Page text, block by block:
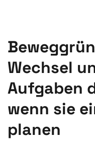
Wechsel
Aufgaben
wenn sie
planen